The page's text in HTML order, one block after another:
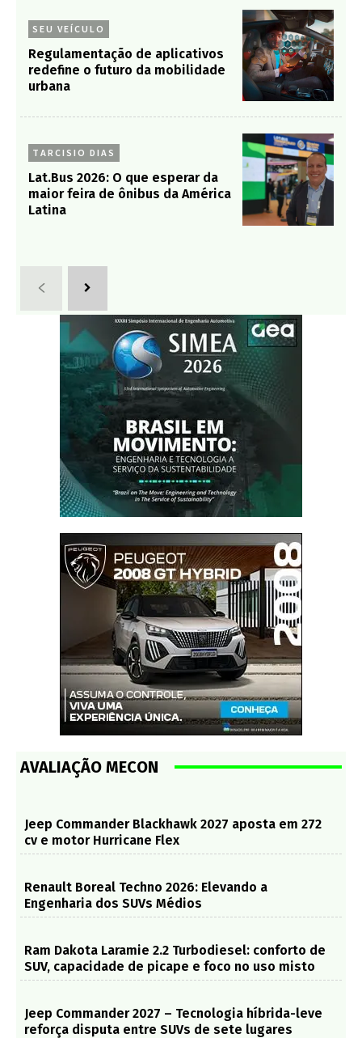
SEU VEÍCULO
Regulamentação de aplicativos
redefine o futuro da mobilidade
urbana
TARCISIO DIAS
Lat.Bus 2026: O que esperar da
maior feira de ônibus da América
Latina
AVALIAÇÃO MECON
Jeep Commander Blackhawk 2027 aposta em 272
cv e motor Hurricane Flex
Renault Boreal Techno 2026: Elevando a
Engenharia dos SUVs Médios
Ram Dakota Laramie 2.2 Turbodiesel: conforto de
SUV, capacidade de picape e foco no uso misto
Jeep Commander 2027 – Tecnologia híbrida-leve
reforça disputa entre SUVs de sete lugares